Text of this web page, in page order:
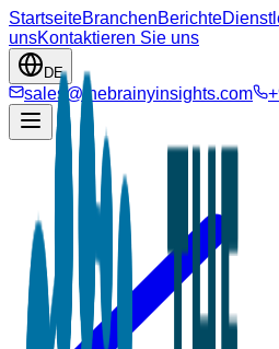
StartseiteBranchenBerichte
unsKontaktieren Sie uns
DE
sales@thebrainyinsights.com